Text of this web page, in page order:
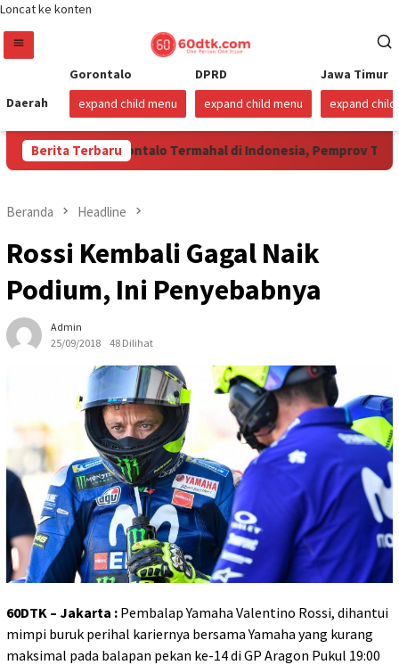
Loncat ke konten
Daerah
Gorontalo
expand child menu
DPRD
expand child menu
Jawa Timur
expand child
Berita Terbaru
Beras Gorontalo Termahal di Indonesia, Pemprov Tidak
Beranda Headline
Rossi Kembali Gagal Naik
Podium, Ini Penyebabnya
Admin
25/09/2018
48 Dilihat
60DTK – Jakarta : Pembalap Yamaha Valentino Rossi, dihantui
mimpi buruk perihal kariernya bersama Yamaha yang kurang
maksimal pada balapan pekan ke-14 di GP Aragon Pukul 19:00